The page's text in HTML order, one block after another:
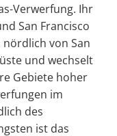
Verwerfung. Ihr
San Francisco
von San
und wechselt
Gebiete hoher
im
des
ist das